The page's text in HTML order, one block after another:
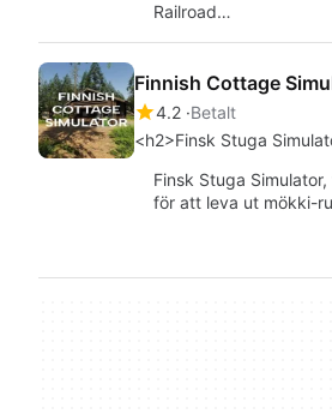
Railroad…
Finnish Cottage
4.2 Betalt
<h2>Finsk Stuga
Finsk Stuga
för att leva ut mökki-